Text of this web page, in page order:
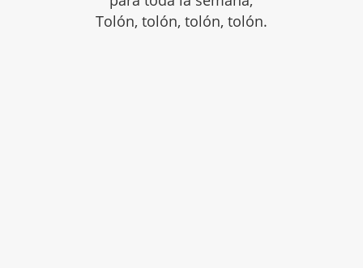
Tolón, tolón, tolón, tolón.